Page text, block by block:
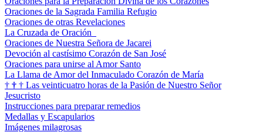
Oraciones de la Sagrada Familia Refugio
Oraciones de otras Revelaciones
La Cruzada de Oración
Oraciones de Nuestra Señora de Jacarei
Devoción al castísimo Corazón de San José
Oraciones para unirse al Amor Santo
La Llama de Amor del Inmaculado Corazón de María
† † † Las veinticuatro horas de la Pasión de Nuestro Señor
Jesucristo
Instrucciones para preparar remedios
Medallas y Escapularios
Imágenes milagrosas